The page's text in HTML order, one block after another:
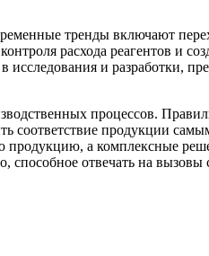
тренды включают
расхода реагентов и
и разработки,
процессов.
соответствие продукции
а комплексные
отвечать на вызовы